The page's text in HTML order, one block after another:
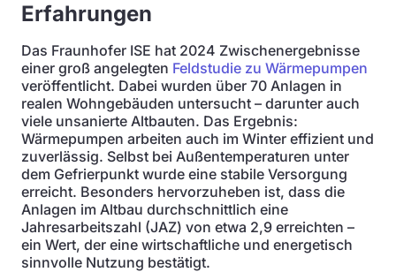
Erfahrungen
Das Fraunhofer ISE hat 2024 Zwischenergebnisse
einer groß angelegten Feldstudie zu Wärmepumpen
veröffentlicht. Dabei wurden über 70 Anlagen in
realen Wohngebäuden untersucht – darunter auch
viele unsanierte Altbauten. Das Ergebnis:
Wärmepumpen arbeiten auch im Winter effizient und
zuverlässig. Selbst bei Außentemperaturen unter
dem Gefrierpunkt wurde eine stabile Versorgung
erreicht. Besonders hervorzuheben ist, dass die
Anlagen im Altbau durchschnittlich eine
Jahresarbeitszahl (JAZ) von etwa 2,9 erreichten –
ein Wert, der eine wirtschaftliche und energetisch
sinnvolle Nutzung bestätigt.